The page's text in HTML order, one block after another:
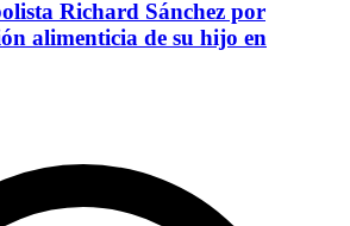
Richard Sánchez por
alimenticia de su hijo en